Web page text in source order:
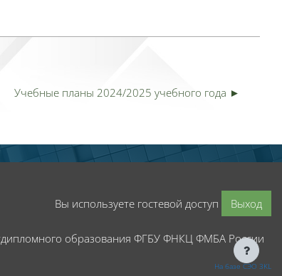
Учебные планы 2024/2025 учебного года ►
Вы используете гостевой доступ Выход
образования ФГБУ ФНКЦ ФМБА России
На базе СЭО 3KL